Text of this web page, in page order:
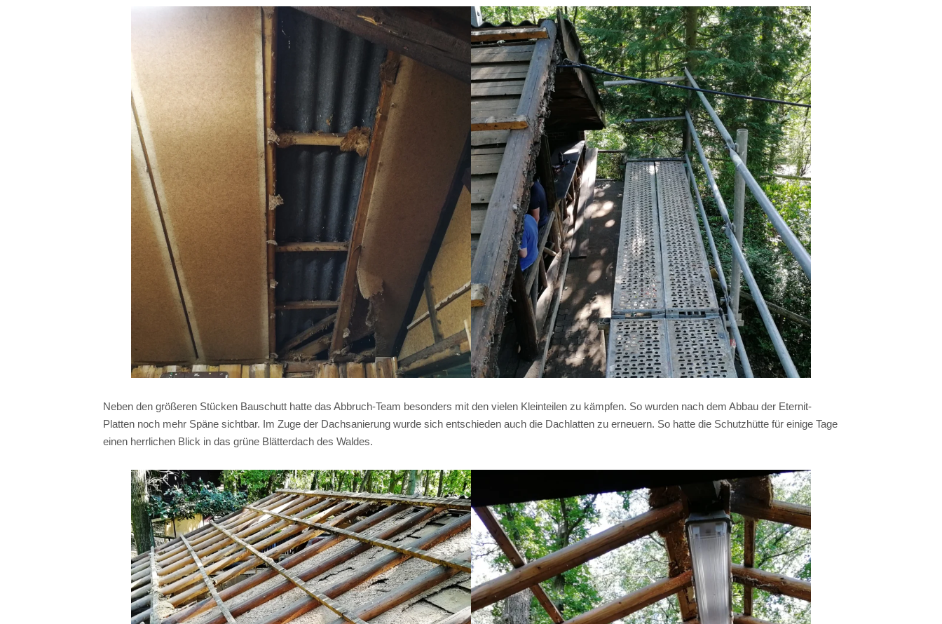
Neben den größeren Stücken Bauschutt hatte das Abbruch-Team besonders mit den vielen Kleinteilen zu kämpfen. So wurden nach dem Abbau der Eternit-
Platten noch mehr Späne sichtbar. Im Zuge der Dachsanierung wurde sich entschieden auch die Dachlatten zu erneuern. So hatte die Schutzhütte für einige Tage
einen herrlichen Blick in das grüne Blätterdach des Waldes.